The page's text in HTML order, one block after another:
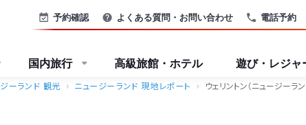
電話予約
予約確認 よくある質問・お問い合わせ
国内旅行 高級旅館・ホテル 遊び・レジャ
ーランド 観光 ニュージーランド 現地レポート ウェリントン（ニュージーラ